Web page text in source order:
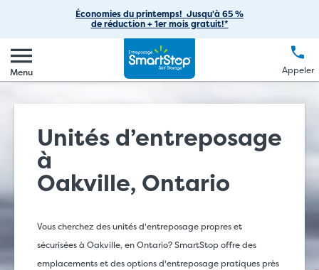
Passer
au
contenu
principal
Économies du printemps! Jusqu'à 65 %
de réduction + 1er mois gratuit!*
Menu Appeler
Entreposage de voitures
Entreposage de VR
Entreposage de bateaux
Espaces de bureau
Options de solutions
Fournitures de déménagement
Astuces de déménagement
FAQ
Nous contacter
Notre entreprise
Carrières
Notre blogue
Contributions sociales
Initiatives environnementales
Commandites
Acquisition d’entreposage libre-service
Relations avec les investisseurs
Gestion de l'entreposage libre-service par des tiers
Se connecter
Créer un compte
(888) 977-8672
Langue FR
Unités d’entreposage
à
Oakville, Ontario
Vous cherchez des unités d'entreposage propres et
sécurisées à Oakville, en Ontario? SmartStop offre des
emplacements et des options d'entreposage pratiques près